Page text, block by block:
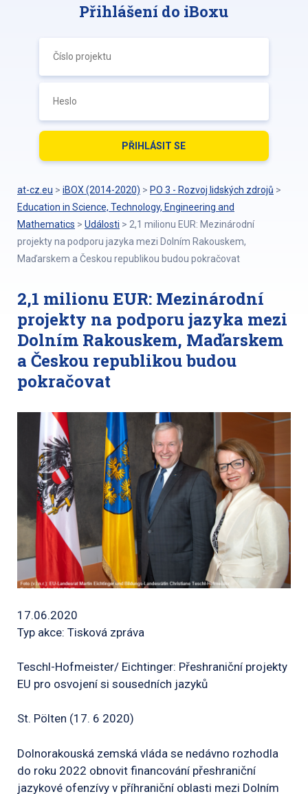
Přihlášení do iBoxu
at-cz.eu > iBOX (2014-2020) > PO 3 - Rozvoj lidských zdrojů >
Education in Science, Technology, Engineering and
Mathematics > Události > 2,1 milionu EUR: Mezinárodní
projekty na podporu jazyka mezi Dolním Rakouskem,
Maďarskem a Českou republikou budou pokračovat
2,1 milionu EUR: Mezinárodní
projekty na podporu jazyka mezi
Dolním Rakouskem, Maďarskem
a Českou republikou budou
pokračovat
17.06.2020
Typ akce: Tisková zpráva
Teschl-Hofmeister/ Eichtinger: Přeshraniční projekty
EU pro osvojení si sousedních jazyků
St. Pölten (17. 6 2020)
Dolnorakouská zemská vláda se nedávno rozhodla
do roku 2022 obnovit financování přeshraniční
jazykové ofenzívy v příhraniční oblasti mezi Dolním